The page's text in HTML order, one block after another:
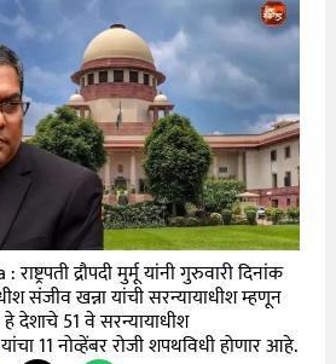
द्रौपदी मुर्मू यांनी गुरुवारी दिनांक
संजीव खन्ना यांची सरन्यायाधीश म्हणून
देशाचे 51 वे सरन्यायाधीश
11 नोव्हेंबर रोजी शपथविधी होणार आहे.